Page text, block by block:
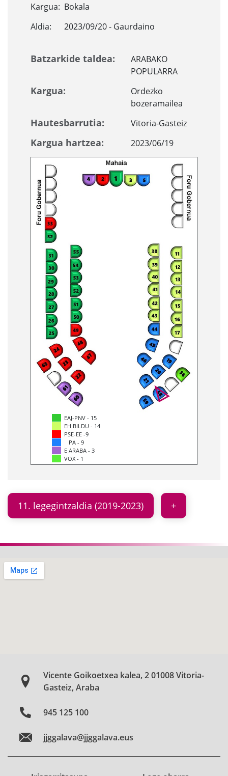
Kargua: Bokala
Aldia:
2023/09/20 - Gaurdaino
Batzarkide taldea:
ARABAKO
POPULARRA
Kargua:
Ordezko
bozeramailea
Hautesbarrutia: Vitoria-Gasteiz
Kargua hartzea: 2023/06/19
EAJ-PNV - 15
EH BILDU - 14
PSE-EE -9
PA - 9
E ARABA - 3
VOX - 1
11. legegintzaldia (2019-2023)
Vicente Goikoetxea kalea, 2 01008 Vitoria-
Gasteiz, Araba
945 125 100
jjggalava@jjggalava.eus